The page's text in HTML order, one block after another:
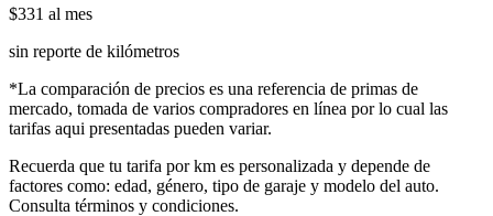
$331 al mes
sin reporte de kilómetros
*La comparación de precios es una referencia de primas de
mercado, tomada de varios compradores en línea por lo cual las
tarifas aqui presentadas pueden variar.
Recuerda que tu tarifa por km es personalizada y depende de
factores como: edad, género, tipo de garaje y modelo del auto.
Consulta términos y condiciones.